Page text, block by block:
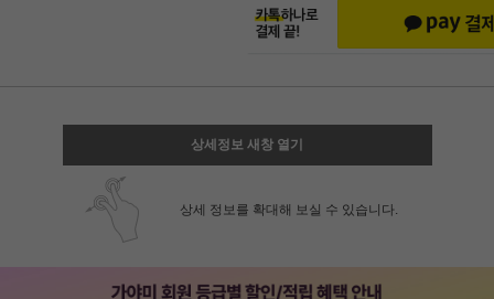
상세정보 새창 열기
상세 정보를 확대해 보실 수 있습니다.